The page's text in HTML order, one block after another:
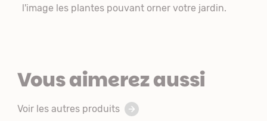
l'image les plantes pouvant orner votre jardin.
Vous aimerez aussi
Voir les autres produits